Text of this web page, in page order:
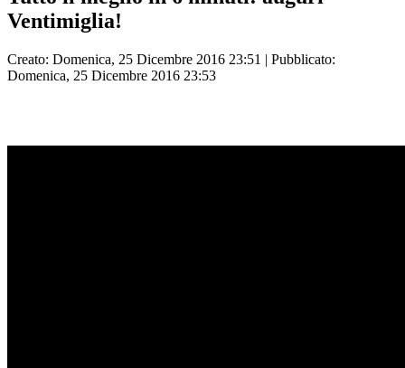
Ventimiglia!
Creato: Domenica, 25 Dicembre 2016 23:51 | Pubblicato:
Domenica, 25 Dicembre 2016 23:53